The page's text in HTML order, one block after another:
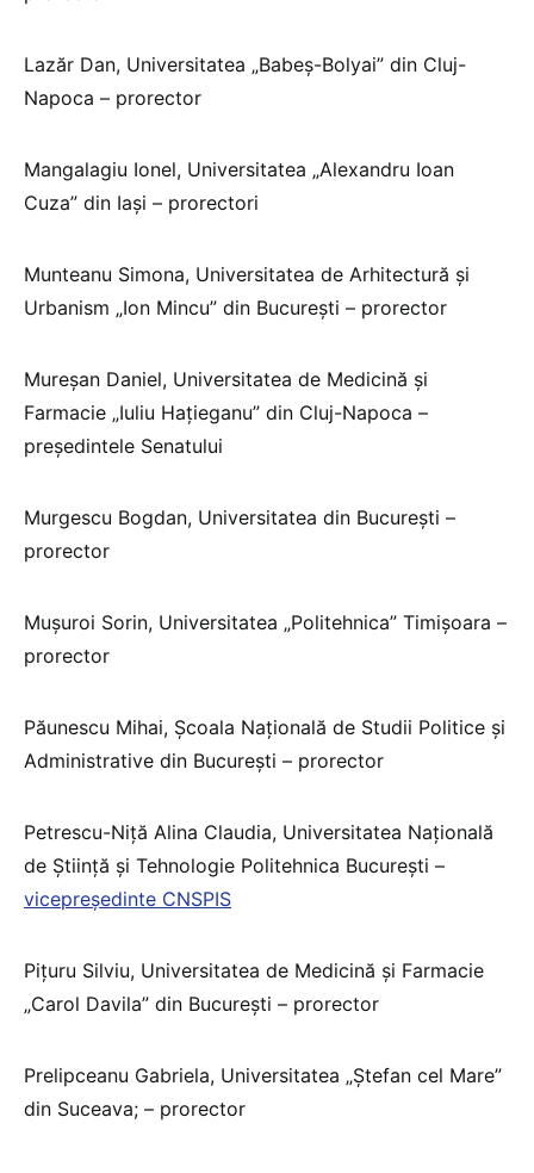
Lazăr Dan, Universitatea „Babeș-Bolyai” din Cluj-
Napoca – prorector
Mangalagiu Ionel, Universitatea „Alexandru Ioan
Cuza” din Iași – prorectori
Munteanu Simona, Universitatea de Arhitectură și
Urbanism „Ion Mincu” din București – prorector
Mureșan Daniel, Universitatea de Medicină și
Farmacie „Iuliu Hațieganu” din Cluj-Napoca –
președintele Senatului
Murgescu Bogdan, Universitatea din București –
prorector
Mușuroi Sorin, Universitatea „Politehnica” Timișoara –
prorector
Păunescu Mihai, Școala Națională de Studii Politice și
Administrative din București – prorector
Petrescu-Niță Alina Claudia, Universitatea Națională
de Știință și Tehnologie Politehnica București –
vicepreședinte CNSPIS
Pițuru Silviu, Universitatea de Medicină și Farmacie
„Carol Davila” din București – prorector
Prelipceanu Gabriela, Universitatea „Ștefan cel Mare”
din Suceava; – prorector